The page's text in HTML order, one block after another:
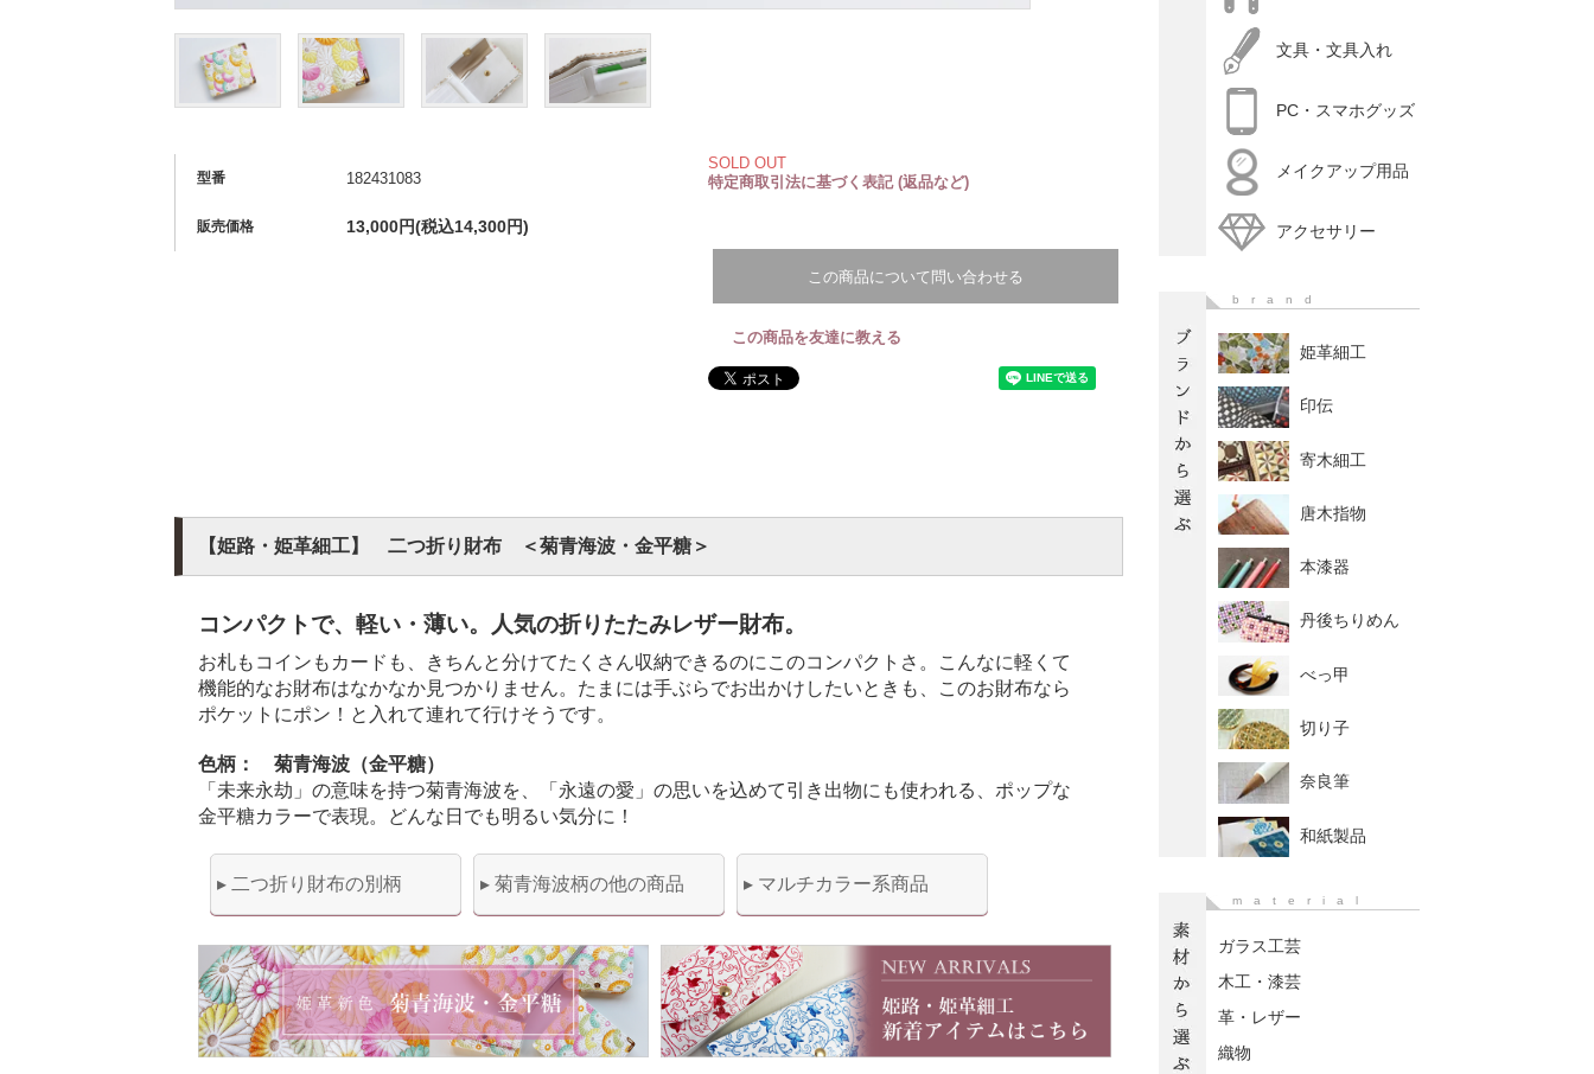
型番 182431083
販売価格 13,000円(税込14,300円)
SOLD OUT
特定商取引法に基づく表記 (返品など)
この商品について問い合わせる
この商品を友達に教える
【姫路・姫革細工】 二つ折り財布 ＜菊青海波・金平糖＞
コンパクトで、軽い・薄い。人気の折りたたみレザー財布。
お札もコインもカードも、きちんと分けてたくさん収納できるのにこのコンパクトさ。こんなに軽くて
機能的なお財布はなかなか見つかりません。たまには手ぶらでお出かけしたいときも、このお財布なら
ポケットにポン！と入れて連れて行けそうです。
色柄： 菊青海波（金平糖）
「未来永劫」の意味を持つ菊青海波を、「永遠の愛」の思いを込めて引き出物にも使われる、ポップな
金平糖カラーで表現。どんな日でも明るい気分に！
▸ 二つ折り財布の別柄 ▸ 菊青海波柄の他の商品 ▸ マルチカラー系商品
文具・文具入れ
PC・スマホグッズ
メイクアップ用品
アクセサリー
brand
姫革細工
印伝
寄木細工
唐木指物
本漆器
丹後ちりめん
べっ甲
切り子
奈良筆
和紙製品
material
ガラス工芸
木工・漆芸
革・レザー
織物